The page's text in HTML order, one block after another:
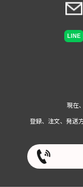
LINE
現在
登録、注文、発送方